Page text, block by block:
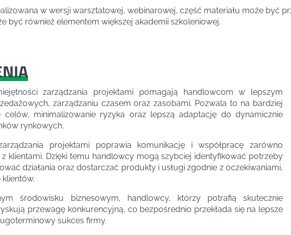
w wersji warsztatowej, webinarowej, część materiału może być
być również elementem większej akademii szkoleniowej.
zarządzania projektami pomagają handlowcom w lepszym
zarządzaniu czasem oraz zasobami. Pozwala to na bardziej
celów, minimalizowanie ryzyka oraz lepszą adaptację do dynamicznie
rynkowych.
projektami poprawia komunikację i współpracę zarówno
z klientami. Dzięki temu handlowcy mogą szybciej identyfikować potrzeby
działania oraz dostarczać produkty i usługi zgodnie z oczekiwaniami,
środowisku biznesowym, handlowcy, którzy potrafią skutecznie
przewagę konkurencyjną, co bezpośrednio przekłada się na lepsze
sukces firmy.